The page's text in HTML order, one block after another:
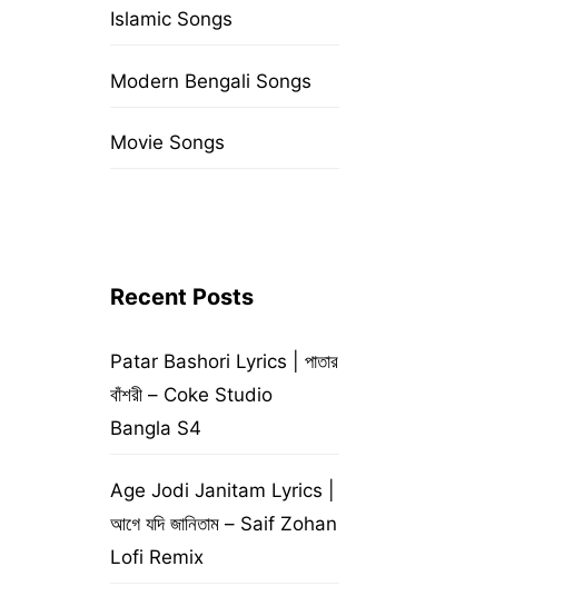
Islamic Songs
Modern Bengali Songs
Movie Songs
Recent Posts
Patar Bashori Lyrics | পাতার
বাঁশরী – Coke Studio
Bangla S4
Age Jodi Janitam Lyrics |
আগে যদি জানিতাম – Saif Zohan
Lofi Remix